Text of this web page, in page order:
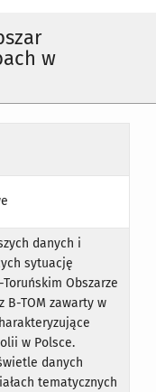
w
danych i
sytuację
Obszarze
TOM zawarty w
w Polsce.
danych
tematycznych